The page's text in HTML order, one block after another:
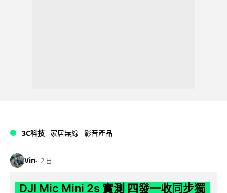
3C科技 家居無線 影音產品
Vin 2 日
DJI Mic Mini 2s 實測 四發一收同步獨